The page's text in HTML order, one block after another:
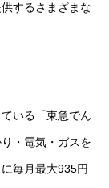
するさまざまな
いる「東急でん
・電気・ガスを
毎月最大935円